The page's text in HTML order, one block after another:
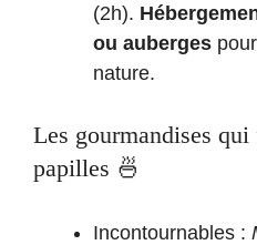
(2h).
ou auberges
nature.
Les gourmandises
papilles 🍜
Incontournables :